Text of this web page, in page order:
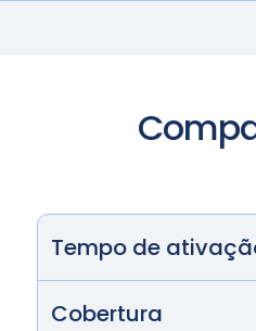
Tempo de
Cobertura